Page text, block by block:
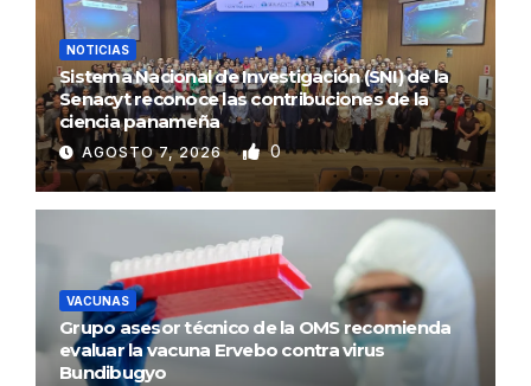
NOTICIAS
Sistema Nacional de Investigación (SNI) de la
Senacyt reconoce las contribuciones de la
ciencia panameña
AGOSTO 7, 2026 0
VACUNAS
Grupo asesor técnico de la OMS recomienda
evaluar la vacuna Ervebo contra virus
Bundibugyo